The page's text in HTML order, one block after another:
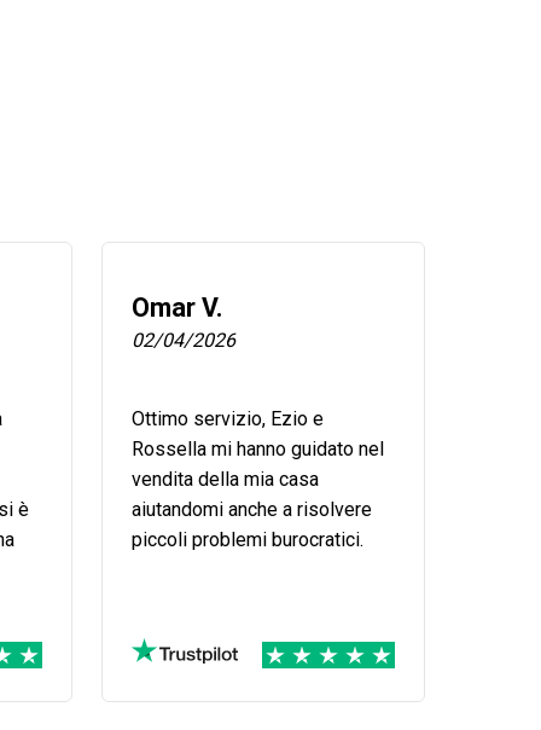
è
Omar V.
02/04/2026
Ottimo servizio, Ezio e
Rossella mi hanno guidato nel
vendita della mia casa
aiutandomi anche a risolvere
piccoli problemi burocratici.